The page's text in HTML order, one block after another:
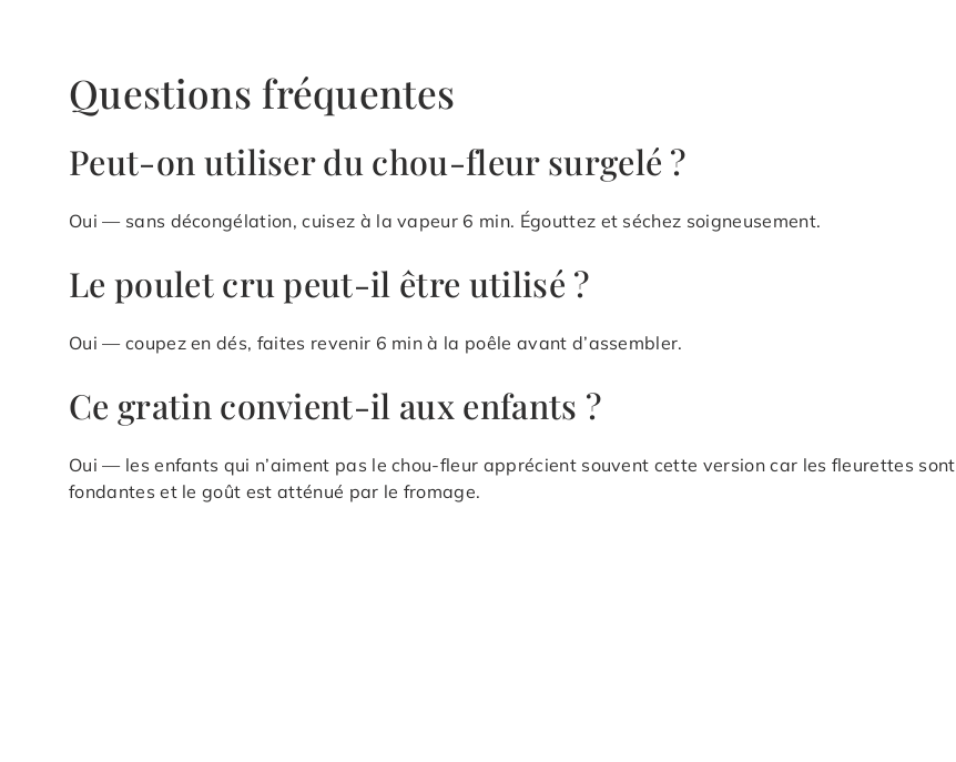
Questions fréquentes
Peut-on utiliser du chou-fleur surgelé ?
Oui — sans décongélation, cuisez à la vapeur 6 min. Égouttez et séchez soigneusement.
Le poulet cru peut-il être utilisé ?
Oui — coupez en dés, faites revenir 6 min à la poêle avant d’assembler.
Ce gratin convient-il aux enfants ?
Oui — les enfants qui n’aiment pas le chou-fleur apprécient souvent cette version car les fleurettes sont
fondantes et le goût est atténué par le fromage.